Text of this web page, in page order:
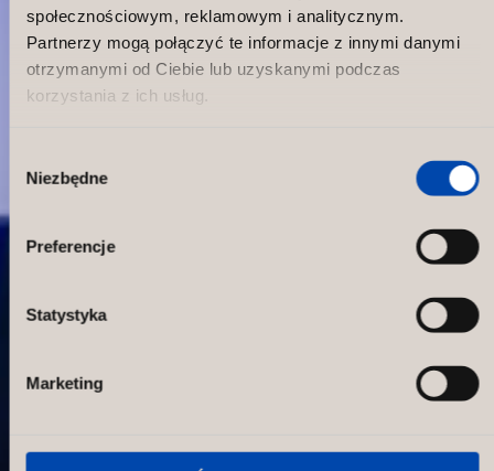
społecznościowym, reklamowym i analitycznym.
Partnerzy mogą połączyć te informacje z innymi danymi
otrzymanymi od Ciebie lub uzyskanymi podczas
korzystania z ich usług.
zgody
Niezbędne
Preferencje
Statystyka
Marketing